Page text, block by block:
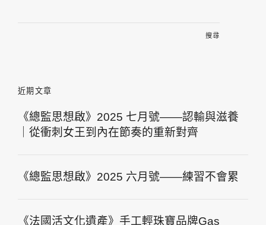
近期文章
《總監思想啟》2025 七月號——認輸與滋養
｜從衝刺女王到內在節奏的重新對齊
《總監思想啟》2025 六月號——練習不會累
《法國活文化遺產》手工輕珠寶品牌Gas